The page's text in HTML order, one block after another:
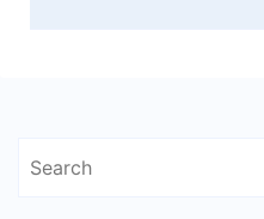
Search